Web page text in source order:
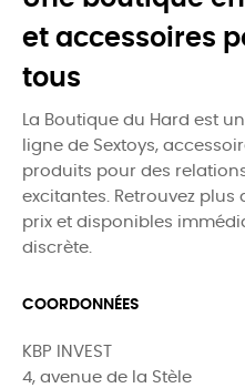
et accessoires
tous
La Boutique du Hard est
ligne de Sextoys,
produits pour des
excitantes. Retrouvez plus
prix et disponibles
discrète.
COORDONNÉES
KBP INVEST
4, avenue de la Stèle